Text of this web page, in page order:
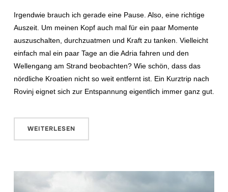
Irgendwie brauch ich gerade eine Pause. Also, eine richtige
Auszeit. Um meinen Kopf auch mal für ein paar Momente
auszuschalten, durchzuatmen und Kraft zu tanken. Vielleicht
einfach mal ein paar Tage an die Adria fahren und den
Wellengang am Strand beobachten? Wie schön, dass das
nördliche Kroatien nicht so weit entfernt ist. Ein Kurztrip nach
Rovinj eignet sich zur Entspannung eigentlich immer ganz gut.
WEITERLESEN